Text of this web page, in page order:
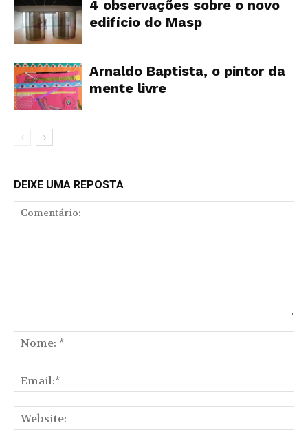
4 observações sobre o novo
edifício do Masp
Arnaldo Baptista, o pintor da
mente livre
DEIXE UMA REPOSTA